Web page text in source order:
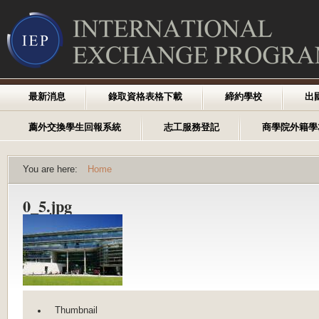
最新消息 錄取資格表格下載 締約學校 出
薦外交換學生回報系統 志工服務登記 商學院外籍
You are here: Home
0_5.jpg
Thumbnail